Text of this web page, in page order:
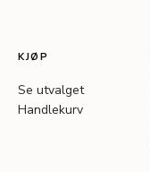
KJØP
Se utvalget
Handlekurv